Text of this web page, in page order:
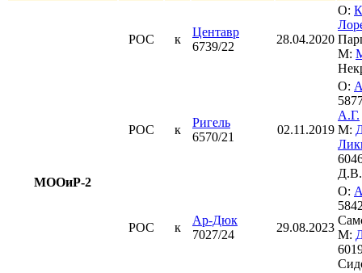
МООиР-2
РОС к
Центавр
6739/22
28.04.2020
О:
М:
РОС к
Ригель
6570/21
02.11.2019
О:
А.Г.
М:
Д.В.
РОС к
Ар-Дюк
7027/24
29.08.2023
О:
М: